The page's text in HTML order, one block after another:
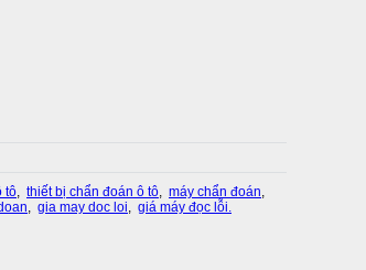
tô, thiết bị chẩn đoán ô tô, máy chẩn đoán,
, gia may doc loi, giá máy đọc lỗi.